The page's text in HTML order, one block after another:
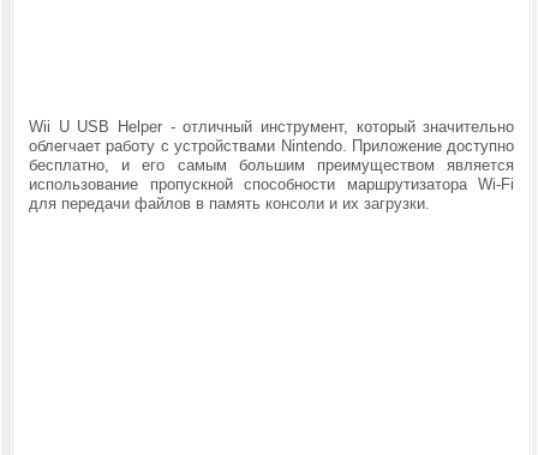
Wii U USB Helper - отличный инструмент, который значительно
облегчает работу с устройствами Nintendo. Приложение доступно
бесплатно, и его самым большим преимуществом является
использование пропускной способности маршрутизатора Wi-Fi
для передачи файлов в память консоли и их загрузки.